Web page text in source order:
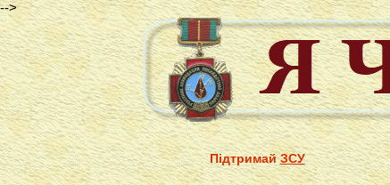
-->
ПідтримайЗСУ